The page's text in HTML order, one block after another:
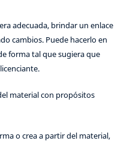
adecuada, brindar un enlace
cambios. Puede hacerlo en
forma tal que sugiera que
material con propósitos
o crea a partir del material,